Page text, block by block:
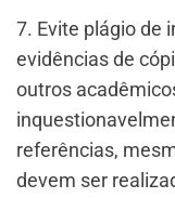
7. Evite plágio de
evidências de
outros
referências,
devem ser